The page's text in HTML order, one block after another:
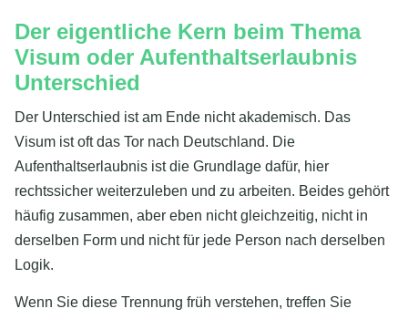
Der eigentliche Kern beim Thema
Visum oder Aufenthaltserlaubnis
Unterschied
Der Unterschied ist am Ende nicht akademisch. Das
Visum ist oft das Tor nach Deutschland. Die
Aufenthaltserlaubnis ist die Grundlage dafür, hier
rechtssicher weiterzuleben und zu arbeiten. Beides gehört
häufig zusammen, aber eben nicht gleichzeitig, nicht in
derselben Form und nicht für jede Person nach derselben
Logik.
Wenn Sie diese Trennung früh verstehen, treffen Sie